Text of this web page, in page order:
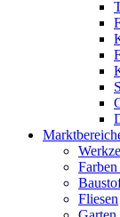
Fliesen